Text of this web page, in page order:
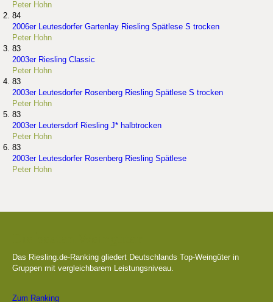
Peter Hohn
84
2006er Leutesdorfer Gartenlay Riesling Spätlese S trocken
Peter Hohn
83
2003er Riesling Classic
Peter Hohn
83
2003er Leutesdorfer Rosenberg Riesling Spätlese S trocken
Peter Hohn
83
2003er Leutersdorf Riesling J* halbtrocken
Peter Hohn
83
2003er Leutesdorfer Rosenberg Riesling Spätlese
Peter Hohn
Das Riesling.de-Ranking gliedert Deutschlands Top-Weingüter in
Gruppen mit vergleichbarem Leistungsniveau.
Zum Ranking